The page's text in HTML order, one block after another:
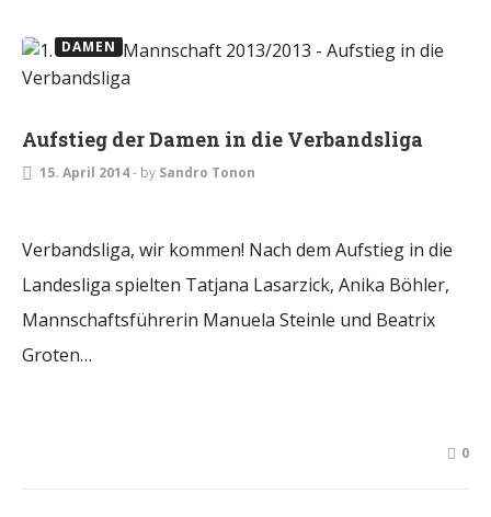
DAMEN
Aufstieg der Damen in die Verbandsliga
15. April 2014- by Sandro Tonon
Verbandsliga, wir kommen! Nach dem Aufstieg in die
Landesliga spielten Tatjana Lasarzick, Anika Böhler,
Mannschaftsführerin Manuela Steinle und Beatrix
Groten…
0